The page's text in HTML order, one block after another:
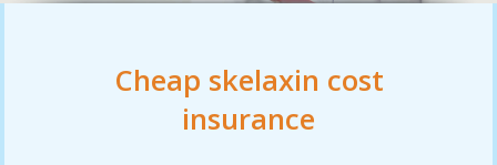
Cheap skelaxin cost
insurance